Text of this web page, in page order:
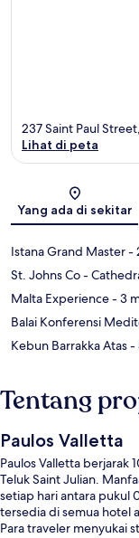
237 Saint Paul
Lihat di peta
Yang ada di sekitar
Istana Grand Master-
St. Johns Co -
Malta Experience- 3
Balai Konferensi
Kebun Barrakka Atas-
Tentang
Paulos Valletta
Paulos Valletta berjarak
Teluk Saint Julian.
setiap hari antara pukul
tersedia di semua hotel
Para traveler menyukai